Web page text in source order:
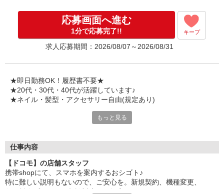
入社祝い金10万円支給(規定有)
お友達を紹介頂くと,
インセンティブ支給(規定有)
゜・。○。・゜+゜・。○。・゜+゜
応募画面へ進む
1分で応募完了!! キープ
求人応募期間：2026/08/07～2026/08/31
★即日勤務OK！履歴書不要★
★20代・30代・40代が活躍しています♪
★ネイル・髪型・アクセサリー自由(規定あり)
各キャリアの新機種が特別価格で購入OK！！
特別割引価格でご利用可能☆
お得に過ごしたいあなたの味方です♪
もっと見る
仕事内容
【ドコモ】の店舗スタッフ
携帯shopにて、スマホを案内するおシゴト♪
特に難しい説明もないので、ご安心を。新規契約、機種変更、